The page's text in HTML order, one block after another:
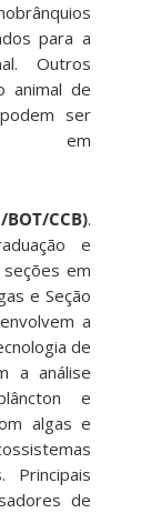
para a
Outros
animal de
ser
em
CCB).
e
em
e Seção
a
de
a análise
e
algas e
Principais
de